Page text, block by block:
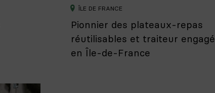
ÎLE DE FRANCE
Pionnier des plateaux-repas
réutilisables et traiteur engagé
en Île-de-France